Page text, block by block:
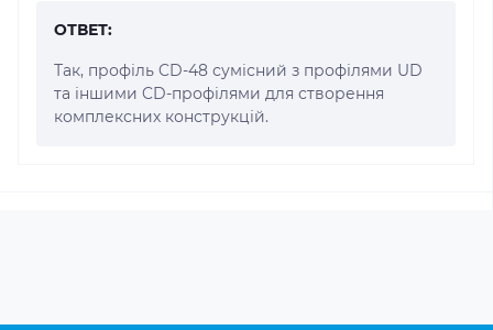
ОТВЕТ:
Так, профіль CD-48 сумісний з профілями UD
та іншими CD-профілями для створення
комплексних конструкцій.